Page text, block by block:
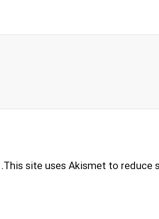
This site uses Akismet to reduce
.